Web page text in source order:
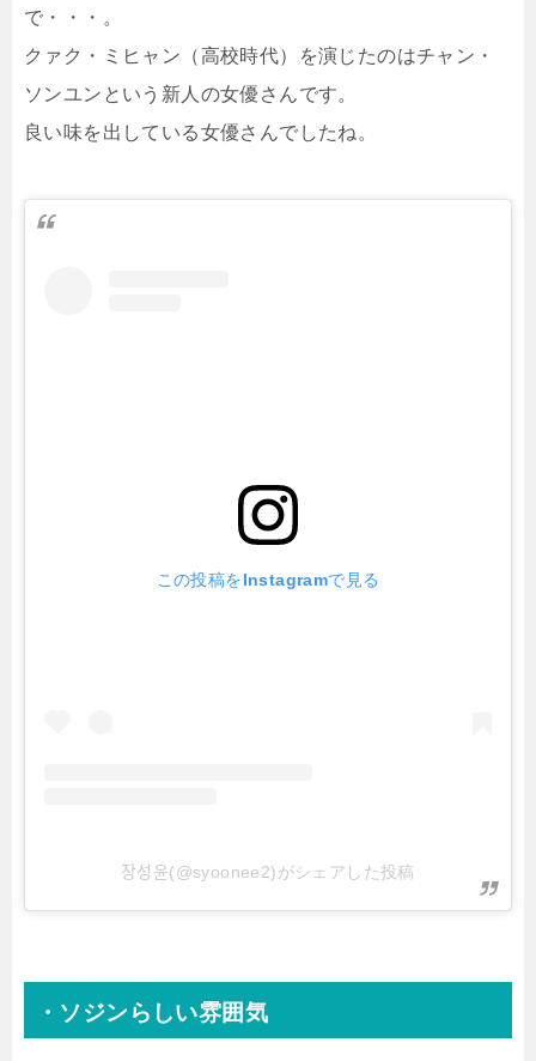
で・・・。
クァク・ミヒャン（高校時代）を演じたのはチャン・
ソンユンという新人の女優さんです。
良い味を出している女優さんでしたね。
この投稿をInstagramで見る
장성윤(@syoonee2)がシェアした投稿
・ソジンらしい雰囲気